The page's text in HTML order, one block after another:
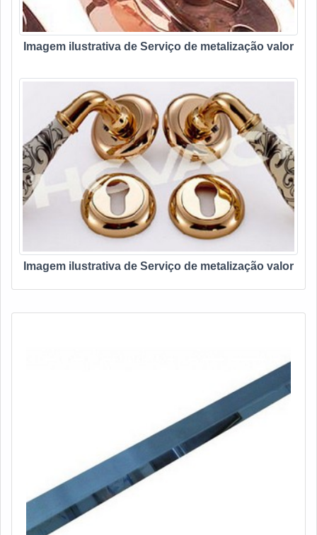
Imagem ilustrativa de Serviço de metalização valor
Imagem ilustrativa de Serviço de metalização valor